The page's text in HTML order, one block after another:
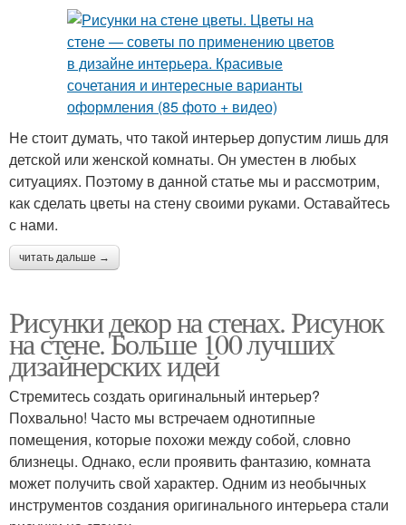
Не стоит думать, что такой интерьер допустим лишь для
детской или женской комнаты. Он уместен в любых
ситуациях. Поэтому в данной статье мы и рассмотрим,
как сделать цветы на стену своими руками. Оставайтесь
с нами.
читать дальше →
Рисунки декор на стенах. Рисунок
на стене. Больше 100 лучших
дизайнерских идей
Стремитесь создать оригинальный интерьер?
Похвально! Часто мы встречаем однотипные
помещения, которые похожи между собой, словно
близнецы. Однако, если проявить фантазию, комната
может получить свой характер. Одним из необычных
инструментов создания оригинального интерьера стали